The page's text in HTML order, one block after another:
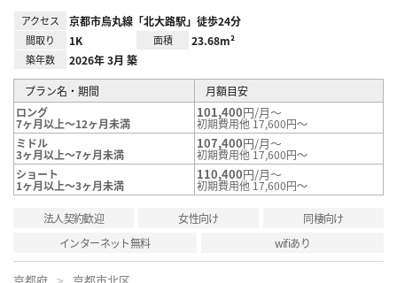
アクセス 京都市烏丸線「北大路駅」徒歩24分
間取り 1K 面積 23.68m²
築年数 2026年 3月 築
プラン名・期間
月額目安
ロング
7ヶ月以上～12ヶ月未満
101,400円/月～
初期費用他 17,600円～
ミドル
3ヶ月以上～7ヶ月未満
107,400円/月～
初期費用他 17,600円～
ショート
1ヶ月以上～3ヶ月未満
110,400円/月～
初期費用他 17,600円～
法人契約歓迎 女性向け
同棲向け
インターネット無料
wifiあり